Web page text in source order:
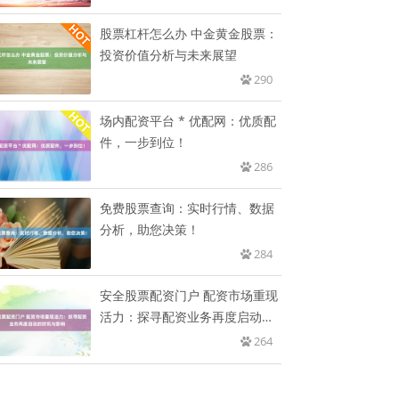
股票杠杆怎么办 中金黄金股票：
投资价值分析与未来展望
290
场内配资平台 * 优配网：优质配
件，一步到位！
286
免费股票查询：实时行情、数据
分析，助您决策！
284
安全股票配资门户 配资市场重现
活力：探寻配资业务再度启动的
264